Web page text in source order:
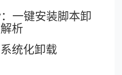
一键安装脚本卸
析
统化卸载